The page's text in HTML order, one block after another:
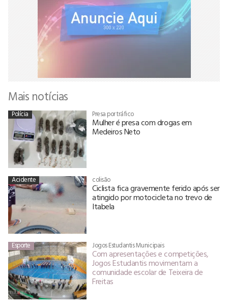
Mais notícias
Polícia Presa por tráfico
Mulher é presa com drogas em
Medeiros Neto
Acidente colisão
Ciclista fica gravemente ferido após ser
atingido por motocicleta no trevo de
Itabela
Esporte Jogos Estudantis Municipais
Com apresentações e competições,
Jogos Estudantis movimentam a
comunidade escolar de Teixeira de
Freitas